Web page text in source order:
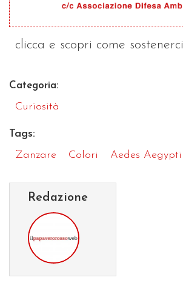
clicca e scopri come sostenerci
Categoria:
Curiosità
Tags:
Zanzare
Colori Aedes Aegypti
Redazione